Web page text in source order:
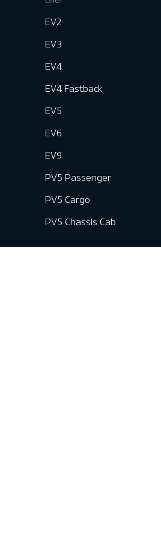
EV2
EV3
EV4
EV4 Fastback
EV5
EV6
EV9
PV5 Passenger
PV5 Cargo
PV5 Chassis Cab